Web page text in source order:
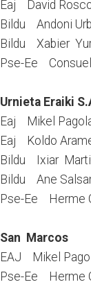
Eaj David
Bildu Andoni
Bildu Xabier
Pse-Ee
Urnieta Eraiki
Eaj Mikel
Eaj Koldo
Bildu Ixiar
Bildu Ane
Pse-Ee Herme
San Marcos
EAJ Mikel
Pse-Ee Herme